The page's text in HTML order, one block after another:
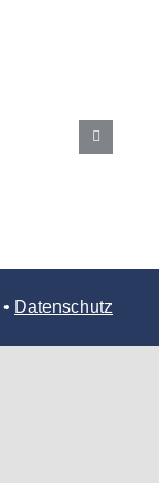
• Datenschutz